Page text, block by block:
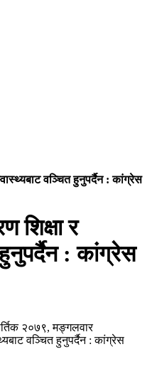
वञ्चित हुनुपर्दैन : कांग्रेस
शिक्षा र
: कांग्रेस
२०७९, मङ्गलवार